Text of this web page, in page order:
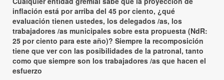
inflación está por arriba del 45 por ciento, ¿qué
evaluación tienen ustedes, los delegados /as, los
trabajadores /as municipales sobre esta propuesta (NdR:
25 por ciento para este año)? Siempre la recomposición
tiene que ver con las posibilidades de la patronal, tanto
como que siempre son los trabajadores /as que hacen el
esfuerzo